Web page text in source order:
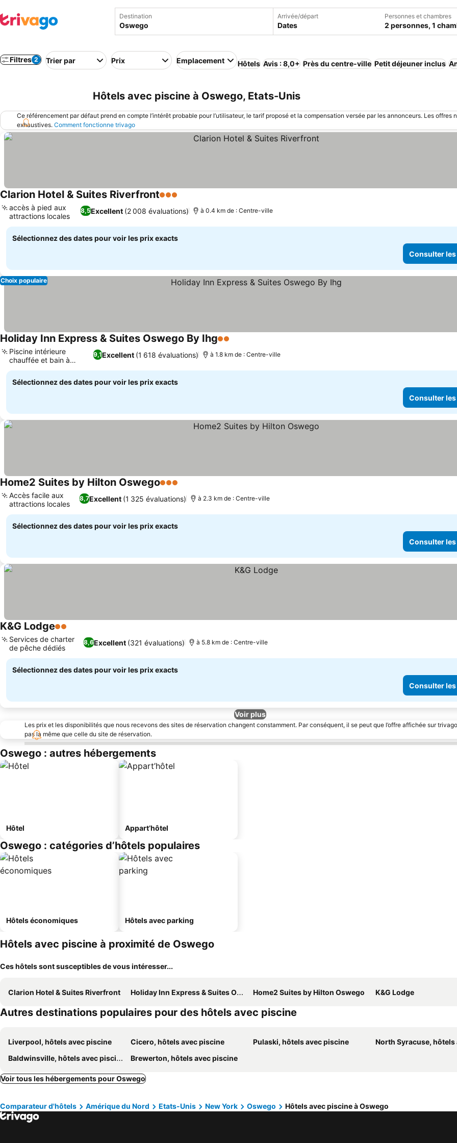
Destination Arrivée/départ
Dates
Personnes et chambres
2 personnes, 1
Filtres 2 Trier par Prix Emplacement Hôtels Avis : 8,0+ Près du centre-ville Petit déjeuner inclus
Hôtels avec piscine à Oswego, Etats-Unis
Ce référencement par défaut prend en compte l’intérêt probable pour l’utilisateur, le tarif proposé et la compensation versée par les annonceurs. Les offres
exhaustives. Comment fonctionne trivago
Clarion Hotel & Suites Riverfront3 Étoiles
8,5Excellent (2 008 évaluations)
accès à pied aux
attractions locales
à 0.4 km de : Centre-ville
Sélectionnez des dates pour voir les prix exacts
Consulter
Choix populaire
Holiday Inn Express & Suites Oswego By Ihg2 Étoiles
9,1Excellent (1 618 évaluations)
Piscine intérieure
chauffée et bain à
remous
à 1.8 km de : Centre-ville
Sélectionnez des dates pour voir les prix exacts
Consulter
Home2 Suites by Hilton Oswego3 Étoiles
8,7Excellent (1 325 évaluations)
Accès facile aux
attractions locales
à 2.3 km de : Centre-ville
Sélectionnez des dates pour voir les prix exacts
Consulter
K&G Lodge2 Étoiles
8,6Excellent (321 évaluations)
Services de charter
de pêche dédiés
à 5.8 km de : Centre-ville
Sélectionnez des dates pour voir les prix exacts
Consulter
Voir plus
Les prix et les disponibilités que nous recevons des sites de réservation changent constamment. Par conséquent, il se peut que l’offre affichée sur
pas la même que celle du site de réservation.
Oswego : autres hébergements
Hôtel Appart’hôtel
Oswego : catégories d’hôtels populaires
Hôtels économiques Hôtels avec parking
Hôtels avec piscine à proximité de Oswego
Ces hôtels sont susceptibles de vous intéresser...
Clarion Hotel & Suites Riverfront Holiday Inn Express & Suites Oswego By Ihg Home2 Suites by Hilton Oswego K&G Lodge
Autres destinations populaires pour des hôtels avec piscine
Liverpool, hôtels avec piscine Cicero, hôtels avec piscine Pulaski, hôtels avec piscine
North Syracuse, hôtels
Baldwinsville, hôtels avec piscine
Brewerton, hôtels avec piscine
Voir tous les hébergements pour Oswego
Comparateur d'hôtels Amérique du Nord Etats-Unis New York Oswego Hôtels avec piscine à Oswego